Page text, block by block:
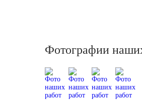
Фотографии